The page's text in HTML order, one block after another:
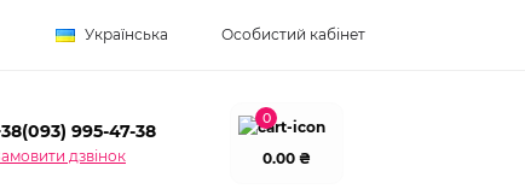
Українська Особистий кабінет
995-47-38
дзвінок
0
0.00 ₴